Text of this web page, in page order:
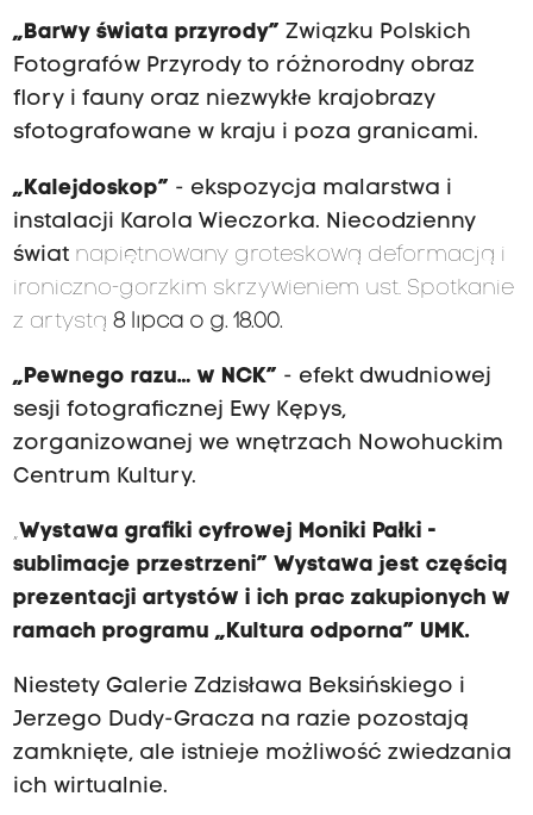
„Barwy świata przyrody” Związku Polskich
Fotografów Przyrody to różnorodny obraz
flory i fauny oraz niezwykłe krajobrazy
sfotografowane w kraju i poza granicami.
„Kalejdoskop” - ekspozycja malarstwa i
instalacji Karola Wieczorka. Niecodzienny
świat napiętnowany groteskową deformacją i
ironiczno-gorzkim skrzywieniem ust. Spotkanie
z artystą 8 lipca o g. 18.00.
„Pewnego razu… w NCK” - efekt dwudniowej
sesji fotograficznej Ewy Kępys,
zorganizowanej we wnętrzach Nowohuckim
Centrum Kultury.
„Wystawa grafiki cyfrowej Moniki Pałki -
sublimacje przestrzeni” Wystawa jest częścią
prezentacji artystów i ich prac zakupionych w
ramach programu „Kultura odporna” UMK.
Niestety Galerie Zdzisława Beksińskiego i
Jerzego Dudy-Gracza na razie pozostają
zamknięte, ale istnieje możliwość zwiedzania
ich wirtualnie.